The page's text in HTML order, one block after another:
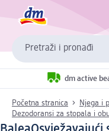
Pretraži i pronađi
dm active
Početna stranica Njega i
Dezodoransi za stopala i